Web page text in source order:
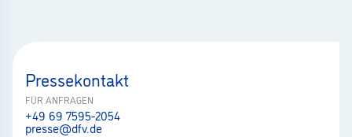
Pressekontakt
FÜR ANFRAGEN
+49 69 7595-2054
presse@dfv.de